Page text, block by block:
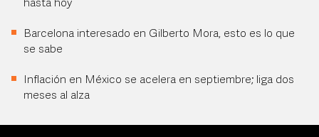
hasta hoy
Barcelona interesado en Gilberto Mora, esto es lo que
se sabe
Inflación en México se acelera en septiembre; liga dos
meses al alza